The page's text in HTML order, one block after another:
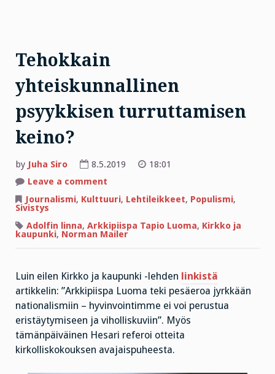
Tehokkain
yhteiskunnallinen
psyykkisen turruttamisen
keino?
by Juha Siro 8.5.2019
18:01
Leave a comment
yhteiskunnallinen
psyykkisen
keino?
Journalismi, Kulttuuri, Lehtileikkeet, Populismi,
Sivistys
Adolfin linna, Arkkipiispa Tapio Luoma, Kirkko ja
kaupunki, Norman Mailer
Luin eilen Kirkko ja kaupunki -lehden linkistä
artikkelin: ”Arkkipiispa Luoma teki pesäeroa jyrkkään
nationalismiin – hyvinvointimme ei voi perustua
eristäytymiseen ja viholliskuviin”. Myös
tämänpäiväinen Hesari referoi otteita
kirkolliskokouksen avajaispuheesta.